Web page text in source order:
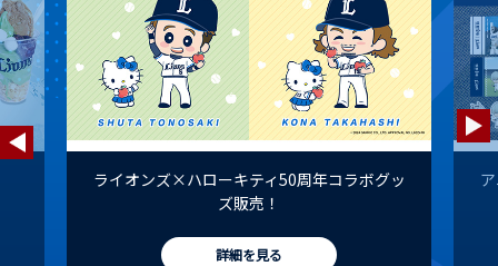
ライオンズ×ハローキティ50周年コラボグッ
ズ販売！
詳細を見る